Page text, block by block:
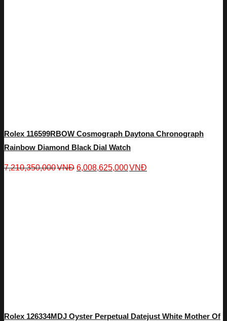
Rolex 116599RBOW Cosmograph Daytona Chronograph
Rainbow Diamond Black Dial Watch
7,210,350,000VNĐ 6,008,625,000VNĐ
Rolex 126334MDJ Oyster Perpetual Datejust White Mother Of